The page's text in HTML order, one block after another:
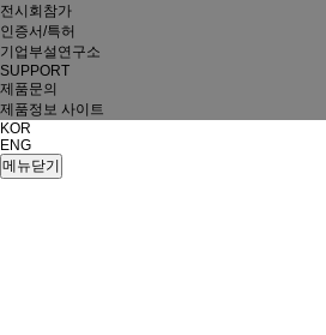
전시회참가
인증서/특허
기업부설연구소
SUPPORT
제품문의
제품정보 사이트
KOR
ENG
메뉴닫기